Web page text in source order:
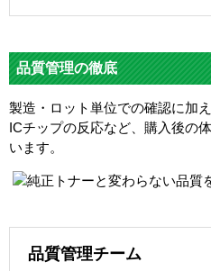
品質管理の徹底
製造・ロット単位での確認に加
ICチップの反応など、購入後の
います。
品質管理チーム